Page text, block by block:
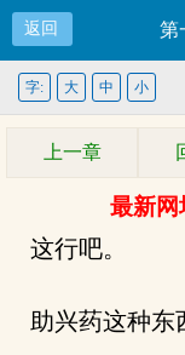
返回 第
字: 大 中 小
上一章
最新网
这行吧。
助兴药这种东